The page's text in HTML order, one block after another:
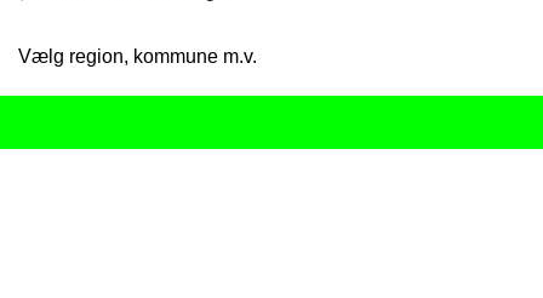
Vælg region, kommune m.v.